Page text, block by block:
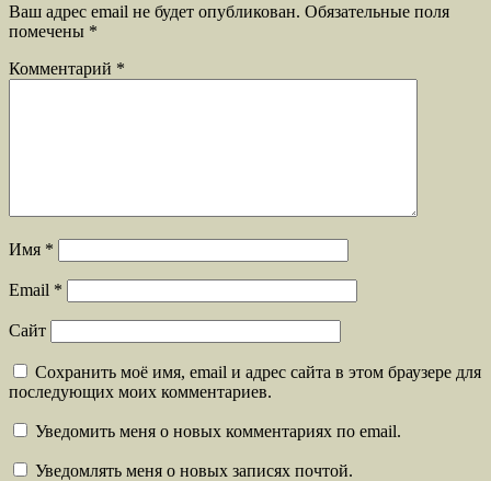
Ваш адрес email не будет опубликован. Обязательные поля
помечены *
Комментарий *
Имя *
Email *
Сайт
Сохранить моё имя, email и адрес сайта в этом браузере для
последующих моих комментариев.
Уведомить меня о новых комментариях по email.
Уведомлять меня о новых записях почтой.